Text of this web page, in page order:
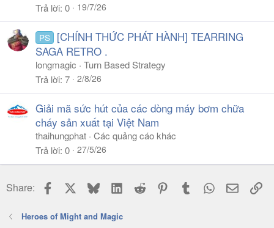
Trả lời 0 19/7/26
PS
[CHÍNH THỨC PHÁT HÀNH] TEARRING
SAGA RETRO .
longmagic
Turn Based Strategy
Trả lời 7 2/8/26
Giải mã sức hút của các dòng máy bơm chữa
cháy sản xuất tại Việt Nam
thaihungphat Các quảng cáo khác
Trả lời 0 27/5/26
Share: Facebook BlueskyLinkedIn
Reddit PinterestTumblr WhatsApp
Email
Heroes of Might and Magic